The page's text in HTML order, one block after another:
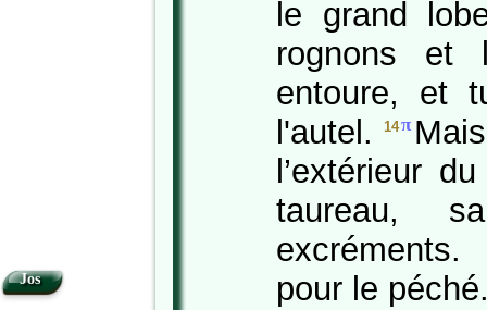
le grand
rognons et
entoure, et
l'autel.
14π
l’extérieur
taureau,
pour le
Jos